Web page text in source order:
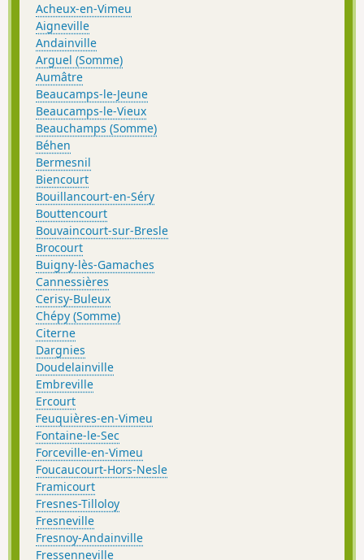
Acheux-en-Vimeu
Aigneville
Andainville
Arguel (Somme)
Aumâtre
Beaucamps-le-Jeune
Beaucamps-le-Vieux
Beauchamps (Somme)
Béhen
Bermesnil
Biencourt
Bouillancourt-en-Séry
Bouttencourt
Bouvaincourt-sur-Bresle
Brocourt
Buigny-lès-Gamaches
Cannessières
Cerisy-Buleux
Chépy (Somme)
Citerne
Dargnies
Doudelainville
Embreville
Ercourt
Feuquières-en-Vimeu
Fontaine-le-Sec
Forceville-en-Vimeu
Foucaucourt-Hors-Nesle
Framicourt
Fresnes-Tilloloy
Fresneville
Fresnoy-Andainville
Fressenneville